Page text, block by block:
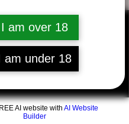
I am over 18
am under 18
AI website with AI Website
Builder